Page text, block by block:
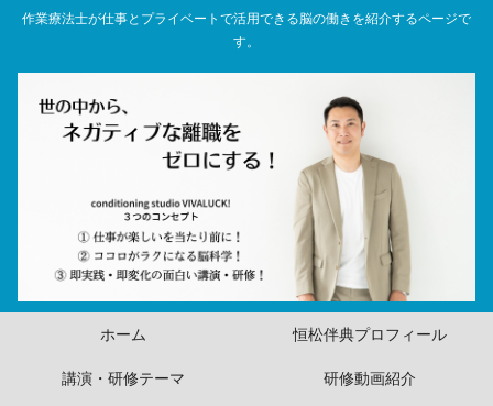
作業療法士が仕事とプライベートで活用できる脳の働きを紹介するページで
す。
ホーム 恒松伴典プロフィール
講演・研修テーマ 研修動画紹介